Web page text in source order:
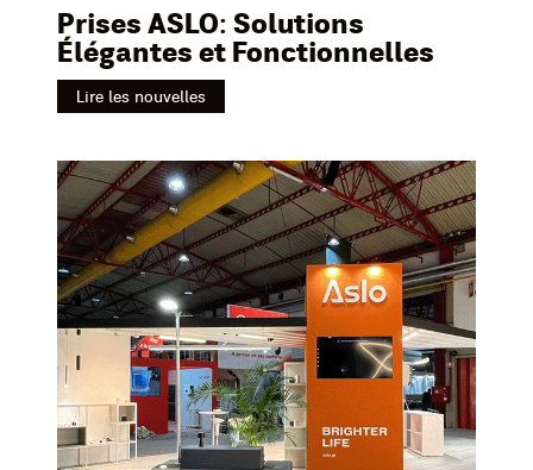
Prises ASLO : Solutions
Élégantes et Fonctionnelles
Lire les nouvelles